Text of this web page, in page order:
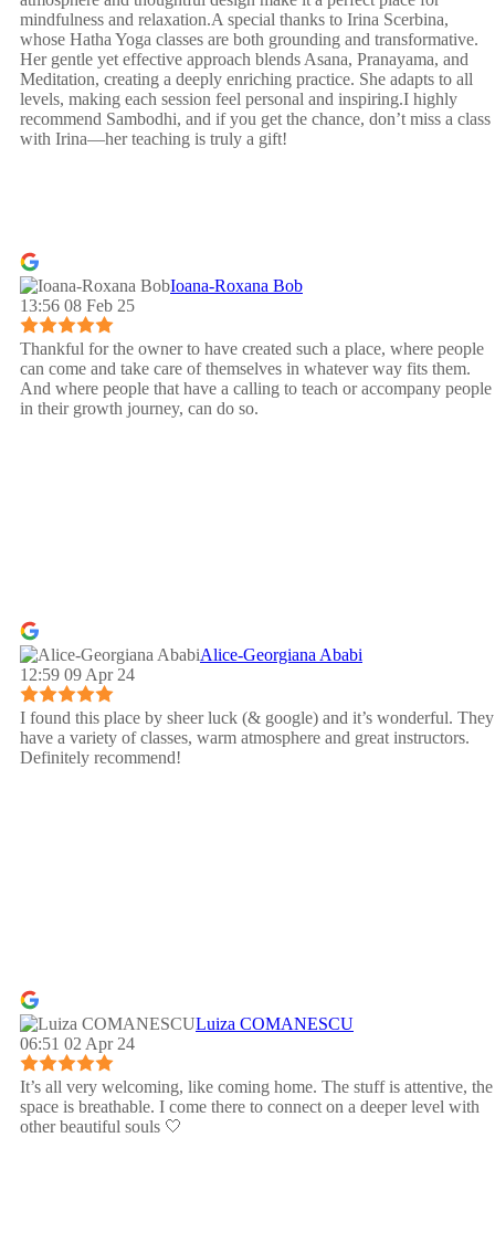
mindfulness and relaxation.A special thanks to Irina Scerbina,
whose Hatha Yoga classes are both grounding and transformative.
Her gentle yet effective approach blends Asana, Pranayama, and
Meditation, creating a deeply enriching practice. She adapts to all
levels, making each session feel personal and inspiring.I highly
recommend Sambodhi, and if you get the chance, don’t miss a class
with Irina—her teaching is truly a gift!
Ioana-Roxana Bob
13:56 08 Feb 25
Thankful for the owner to have created such a place, where people
can come and take care of themselves in whatever way fits them.
And where people that have a calling to teach or accompany people
in their growth journey, can do so.
Alice-Georgiana Ababi
12:59 09 Apr 24
I found this place by sheer luck (& google) and it’s wonderful. They
have a variety of classes, warm atmosphere and great instructors.
Definitely recommend!
Luiza COMANESCU
06:51 02 Apr 24
It’s all very welcoming, like coming home. The stuff is attentive, the
space is breathable. I come there to connect on a deeper level with
other beautiful souls 🤍